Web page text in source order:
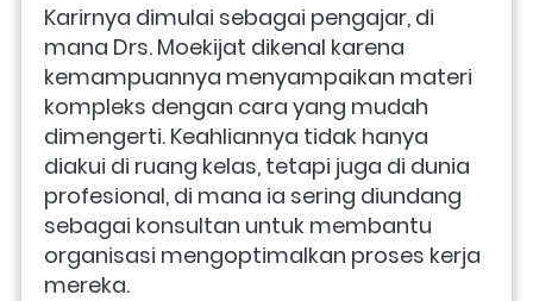
Karirnya dimulai sebagai pengajar, di
mana Drs. Moekijat dikenal karena
kemampuannya menyampaikan materi
kompleks dengan cara yang mudah
dimengerti. Keahliannya tidak hanya
diakui di ruang kelas, tetapi juga di dunia
profesional, di mana ia sering diundang
sebagai konsultan untuk membantu
organisasi mengoptimalkan proses kerja
mereka.